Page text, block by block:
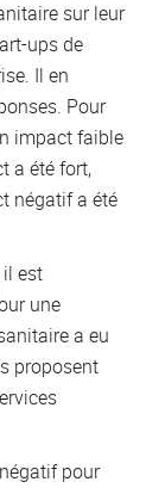
sur leur
ups de
Il en
Pour
impact faible
a été fort,
négatif a été
est
une
a eu
proposent
pour